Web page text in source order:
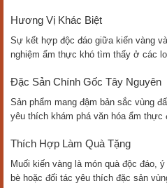
Hương Vị Khác Biệt
Sự kết hợp độc đáo giữa kiến vàng
nghiệm ẩm thực khó tìm thấy ở các
Đặc Sản Chính Gốc Tây Nguyên
Sản phẩm mang đậm bản sắc vùng
yêu thích khám phá văn hóa ẩm thực
Thích Hợp Làm Quà Tặng
Muối kiến vàng là món quà độc đáo,
bè hoặc đối tác yêu thích đặc sản